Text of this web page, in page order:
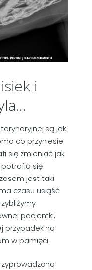
i
są jak
co przyniesie
się zmieniać jak
się
jest taki
czasu usiąść
pacjentki,
przypadek na
w pamięci.